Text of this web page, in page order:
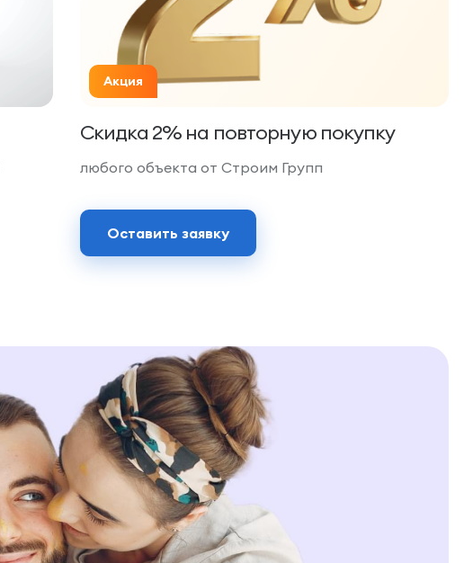
Акция
Скидка 2% на повторную покупку
любого объекта от Строим Групп
Оставить заявку